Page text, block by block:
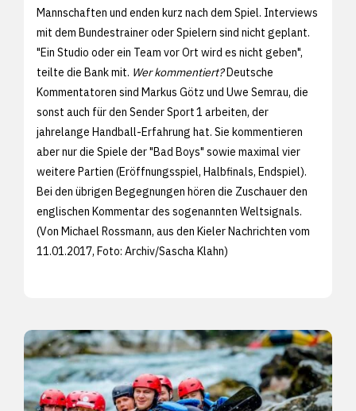
Mannschaften und enden kurz nach dem Spiel. Interviews
mit dem Bundestrainer oder Spielern sind nicht geplant.
"Ein Studio oder ein Team vor Ort wird es nicht geben",
teilte die Bank mit. Wer kommentiert?Deutsche
Kommentatoren sind Markus Götz und Uwe Semrau, die
sonst auch für den Sender Sport 1 arbeiten, der
jahrelange Handball-Erfahrung hat. Sie kommentieren
aber nur die Spiele der "Bad Boys" sowie maximal vier
weitere Partien (Eröffnungsspiel, Halbfinals, Endspiel).
Bei den übrigen Begegnungen hören die Zuschauer den
englischen Kommentar des sogenannten Weltsignals.
(Von Michael Rossmann, aus den Kieler Nachrichten vom
11.01.2017, Foto: Archiv/Sascha Klahn)